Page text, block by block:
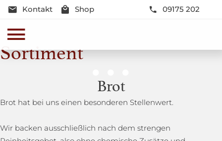
Kontakt Shop 09175 202
Sortiment
Genussmomente
Herzhaft oder süß - Beste Qualität und Frische sind
Brot
Brot hat bei uns einen besonderen Stellenwert.
Wir backen ausschließlich nach dem strengen